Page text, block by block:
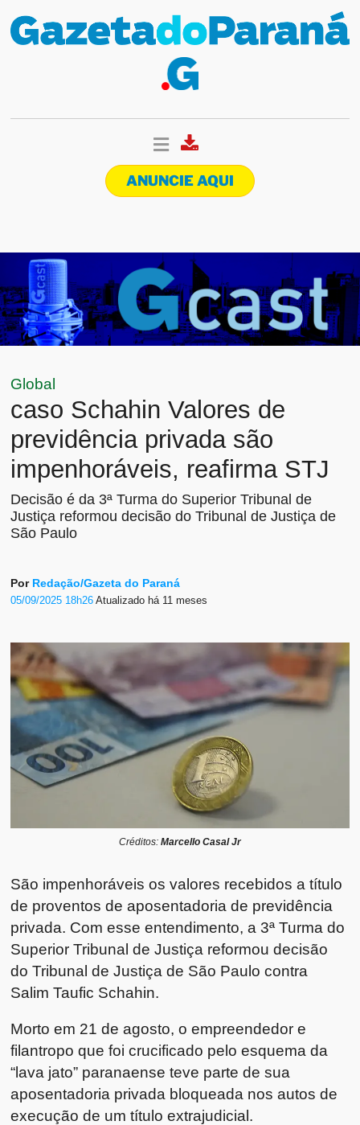
ANUNCIE AQUI
Global
caso Schahin Valores de
previdência privada são
impenhoráveis, reafirma STJ
Decisão é da 3ª Turma do Superior Tribunal de
Justiça reformou decisão do Tribunal de Justiça de
São Paulo
Por Redação/Gazeta do Paraná
05/09/2025 18h26Atualizado há 11 meses
Créditos: Marcello Casal Jr
São impenhoráveis os valores recebidos a título
de proventos de aposentadoria de previdência
privada. Com esse entendimento, a 3ª Turma do
Superior Tribunal de Justiça reformou decisão
do Tribunal de Justiça de São Paulo contra
Salim Taufic Schahin.
Morto em 21 de agosto, o empreendedor e
filantropo que foi crucificado pelo esquema da
“lava jato” paranaense teve parte de sua
aposentadoria privada bloqueada nos autos de
execução de um título extrajudicial.